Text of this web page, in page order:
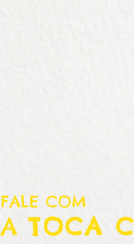
FALE COM
ATOCA